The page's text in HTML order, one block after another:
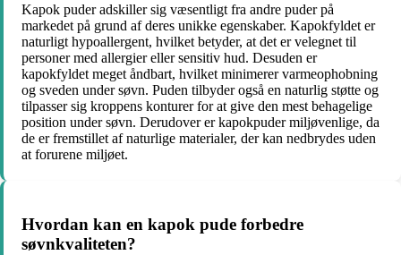
Kapok puder adskiller sig væsentligt fra andre puder på
markedet på grund af deres unikke egenskaber. Kapokfyldet er
naturligt hypoallergent, hvilket betyder, at det er velegnet til
personer med allergier eller sensitiv hud. Desuden er
kapokfyldet meget åndbart, hvilket minimerer varmeophobning
og sveden under søvn. Puden tilbyder også en naturlig støtte og
tilpasser sig kroppens konturer for at give den mest behagelige
position under søvn. Derudover er kapokpuder miljøvenlige, da
de er fremstillet af naturlige materialer, der kan nedbrydes uden
at forurene miljøet.
Hvordan kan en kapok pude forbedre
søvnkvaliteten?